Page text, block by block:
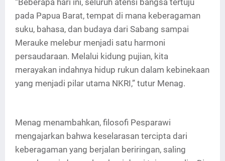
pada Papua Barat, tempat di mana keberagaman
suku, bahasa, dan budaya dari Sabang sampai
Merauke melebur menjadi satu harmoni
persaudaraan. Melalui kidung pujian, kita
merayakan indahnya hidup rukun dalam kebinekaan
yang menjadi pilar utama NKRI,” tutur Menag.
Menag menambahkan, filosofi Pesparawi
mengajarkan bahwa keselarasan tercipta dari
keberagaman yang berjalan beriringan, saling